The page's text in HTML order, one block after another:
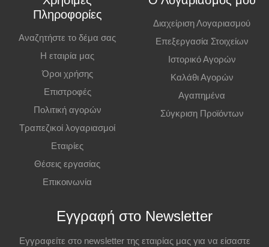
διαφορετικά η παραγγελία ακυρώνεται.
Επιπλέον Πληροφορίες
Οι τιμές ισχύουν και για αγορές από το φυσικό κατάστημα.
Πληροφορίες
Αναζητήστε το δέμα σας
Η εταιρία μας
Όροι χρήσης
Επιστροφές
Πολιτική αγορών
Τραπεζικοί λογαριασμοί
Εταιρίες
Θέσεις εργασίας
Επικοινωνία
Διαχείριση Λογαριασμού
Επεξεργασία Στοιχείων
Ιστορικό Αγορών
Καλάθι Αγορών
Αγαπημένα
Σύγκριση Προϊόντων
Εγγραφή στο Newsletter
Εγγραφείτε στο newsletter της εταιρίας μας για να είσαστε